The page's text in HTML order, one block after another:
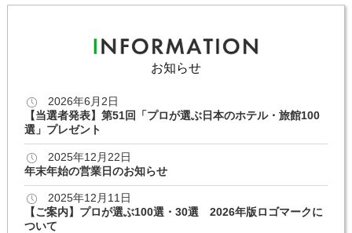
お知らせ
2026年6月2日
【当選者発表】第51回「プロが選ぶ日本のホテル・旅館100
選」プレゼント
2025年12月22日
年末年始の営業日のお知らせ
2025年12月11日
【ご案内】プロが選ぶ100選・30選 2026年版ロゴマークに
ついて